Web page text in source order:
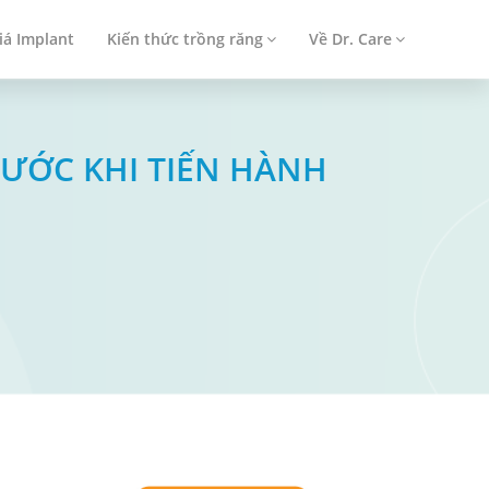
Implant Kiến thức trồng răng Về Dr. Care
KHI TIẾN HÀNH